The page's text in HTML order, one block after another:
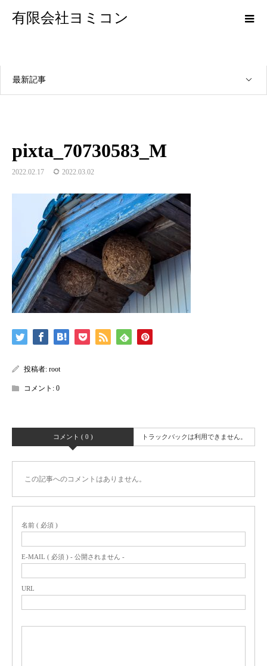
有限会社ヨミコン
最新記事
pixta_70730583_M
2022.02.17 2022.03.02
投稿者: root
コメント: 0
コメント ( 0 ) トラックバックは利用できません。
この記事へのコメントはありません。
名前 ( 必須 )
E-MAIL ( 必須 ) - 公開されません -
URL